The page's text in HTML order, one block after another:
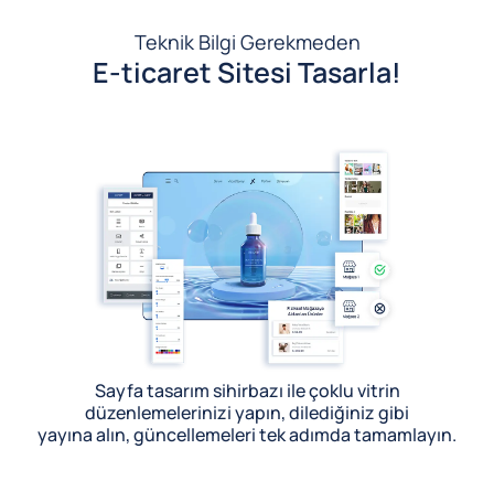
Teknik Bilgi Gerekmeden
E-ticaret Sitesi Tasarla!
Sayfa tasarım sihirbazı ile çoklu vitrin
düzenlemelerinizi yapın, dilediğiniz gibi
yayına alın, güncellemeleri tek adımda tamamlayın.